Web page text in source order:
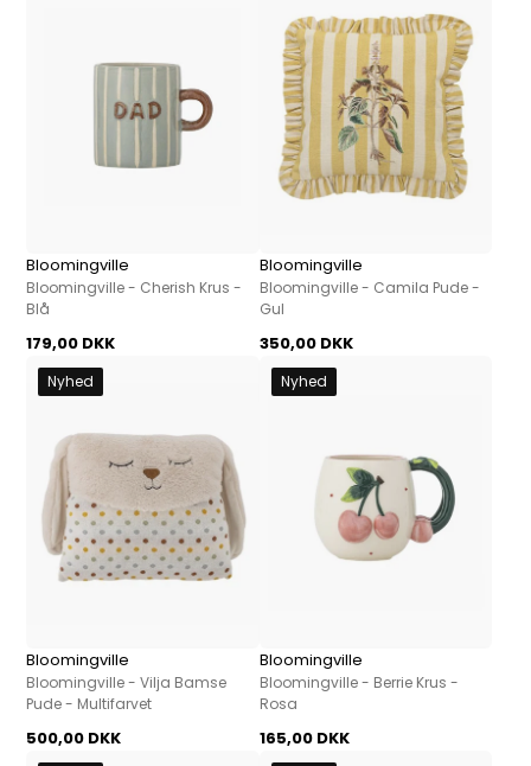
Bloomingville
Bloomingville - Cherish Krus -
Blå
179,00 DKK
Bloomingville
Bloomingville - Camila Pude -
Gul
350,00 DKK
Nyhed
Bloomingville
Bloomingville - Vilja Bamse
Pude - Multifarvet
500,00 DKK
Nyhed
Bloomingville
Bloomingville - Berrie Krus -
Rosa
165,00 DKK